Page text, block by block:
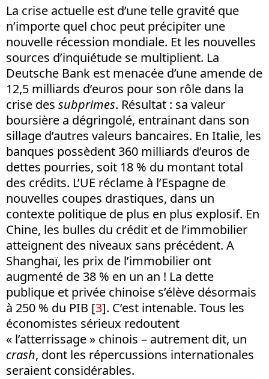
La crise actuelle est d’une telle gravité que
n’importe quel choc peut précipiter une
nouvelle récession mondiale. Et les nouvelles
sources d’inquiétude se multiplient. La
Deutsche Bank est menacée d’une amende de
12,5 milliards d’euros pour son rôle dans la
crise des subprimes. Résultat : sa valeur
boursière a dégringolé, entrainant dans son
sillage d’autres valeurs bancaires. En Italie, les
banques possèdent 360 milliards d’euros de
dettes pourries, soit 18 % du montant total
des crédits. L’UE réclame à l’Espagne de
nouvelles coupes drastiques, dans un
contexte politique de plus en plus explosif. En
Chine, les bulles du crédit et de l’immobilier
atteignent des niveaux sans précédent. A
Shanghaï, les prix de l’immobilier ont
augmenté de 38 % en un an ! La dette
publique et privée chinoise s’élève désormais
à 250 % du PIB [3]. C’est intenable. Tous les
économistes sérieux redoutent
« l’atterrissage » chinois – autrement dit, un
crash, dont les répercussions internationales
seraient considérables.